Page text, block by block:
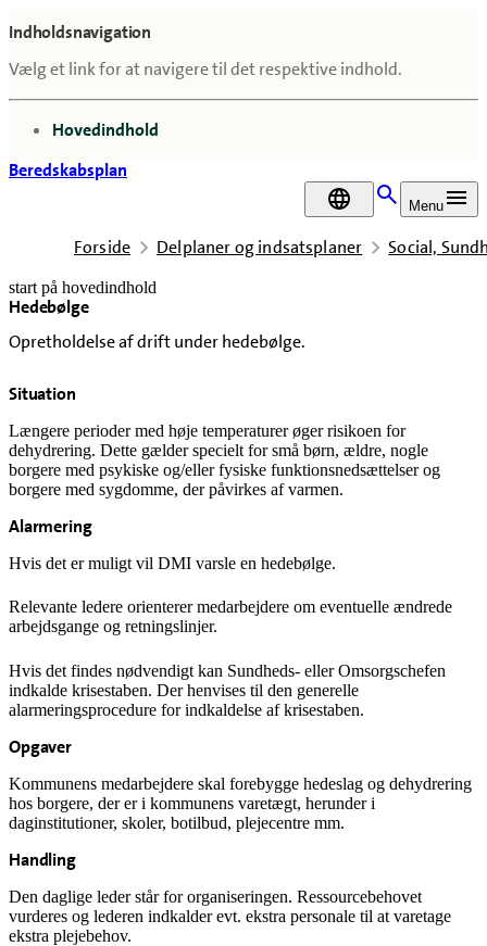
Indholdsnavigation
Vælg et link for at navigere til det respektive indhold.
gå til
Hovedindhold
Beredskabsplan
DA
Menu
Forside Delplaner og indsatsplaner Social,
start på hovedindhold
Hedebølge
Opretholdelse af drift under hedebølge.
senest opdateret 18. februar 2026
Situation
Længere perioder med høje temperaturer øger risikoen for
dehydrering. Dette gælder specielt for små børn, ældre, nogle
borgere med psykiske og/eller fysiske funktionsnedsættelser og
borgere med sygdomme, der påvirkes af varmen.
Alarmering
Hvis det er muligt vil DMI varsle en hedebølge.
Relevante ledere orienterer medarbejdere om eventuelle ændrede
arbejdsgange og retningslinjer.
Hvis det findes nødvendigt kan Sundheds- eller Omsorgschefen
indkalde krisestaben. Der henvises til den generelle
alarmeringsprocedure for indkaldelse af krisestaben.
Opgaver
Kommunens medarbejdere skal forebygge hedeslag og dehydrering
hos borgere, der er i kommunens varetægt, herunder i
daginstitutioner, skoler, botilbud, plejecentre mm.
Handling
Den daglige leder står for organiseringen. Ressourcebehovet
vurderes og lederen indkalder evt. ekstra personale til at varetage
ekstra plejebehov.